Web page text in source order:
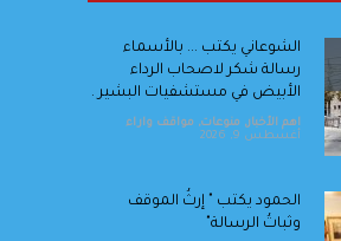
الشوعاني يكتب ... بالأسماء
رسالة شكر لاصحاب الرداء
الأبيض في مستشفيات البشير .
اهم الأخبار, منوعات, مواقف واراء
أغسطس 9, 2026
الحمود يكتب " إرثُ الموقف
وثباتُ الرسالة"